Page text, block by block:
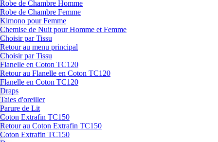
Robe de Chambre Homme
Robe de Chambre Femme
Kimono pour Femme
Chemise de Nuit pour Homme et Femme
Choisir par Tissu
Retour au menu principal
Choisir par Tissu
Flanelle en Coton TC120
Retour au Flanelle en Coton TC120
Flanelle en Coton TC120
Draps
Taies d'oreiller
Parure de Lit
Coton Extrafin TC150
Retour au Coton Extrafin TC150
Coton Extrafin TC150